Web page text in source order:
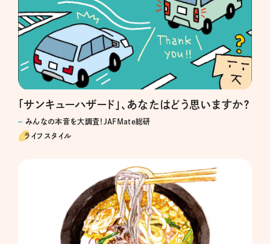
「サンキューハザード」、あなたはどう思いますか？
みんなの本音を大調査！JAFMate総研
ライフスタイル